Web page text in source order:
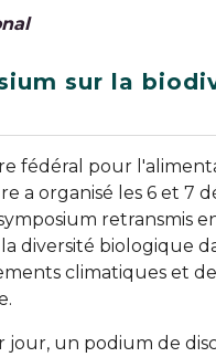
sur la
fédéral pour
a organisé les 6 et 7
retransmis
diversité biologique
climatiques et
jour, un podium de